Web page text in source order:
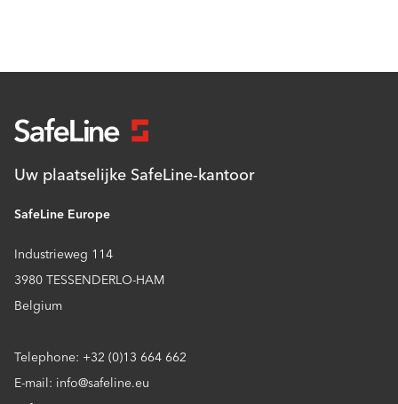
Uw plaatselijke SafeLine-kantoor
SafeLine Europe
Industrieweg 114
3980 TESSENDERLO-HAM
Belgium
Telephone: +32 (0)13 664 662
E-mail: info@safeline.eu